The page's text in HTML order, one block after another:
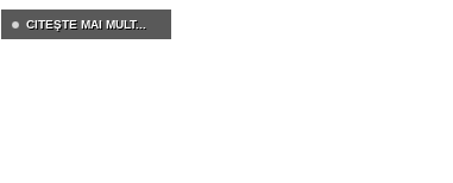
CITEŞTE MAI MULT...